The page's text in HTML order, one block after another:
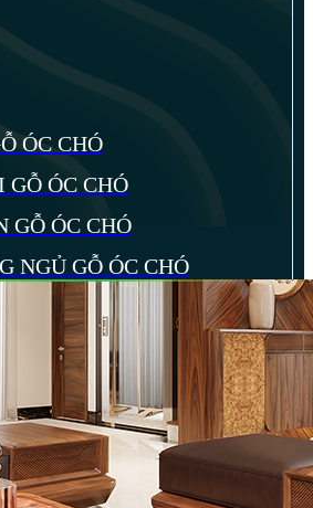
ÓC CHÓ
ÓC CHÓ
GỖ ÓC CHÓ
NGỦ GỖ ÓC CHÓ